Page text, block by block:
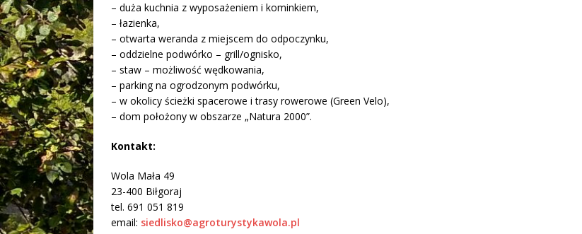
– duża kuchnia z wyposażeniem i kominkiem,
– łazienka,
– otwarta weranda z miejscem do odpoczynku,
– oddzielne podwórko – grill/ognisko,
– staw – możliwość wędkowania,
– parking na ogrodzonym podwórku,
– w okolicy ścieżki spacerowe i trasy rowerowe (Green Velo),
– dom położony w obszarze „Natura 2000”.
Kontakt:
Wola Mała 49
23-400 Biłgoraj
tel. 691 051 819
email: siedlisko@agroturystykawola.pl